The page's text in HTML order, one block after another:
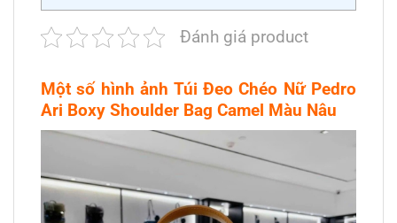
Đánh giá product
Một số hình ảnh Túi Đeo Chéo Nữ Pedro
Ari Boxy Shoulder Bag Camel Màu Nâu